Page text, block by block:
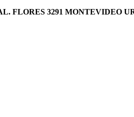
$ 228,00
precios:
FLORES 3291 MONTEVIDEO